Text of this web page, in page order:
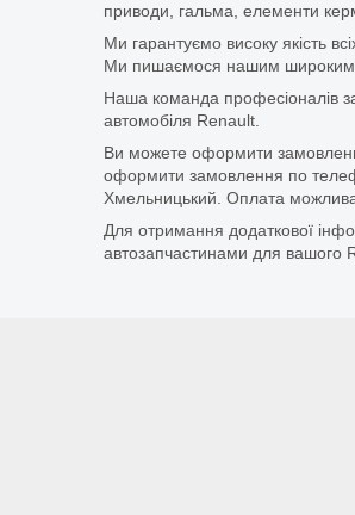
приводи, гальма, елементи
Ми гарантуємо високу якість
Ми пишаємося нашим широким
Наша команда професіоналів
автомобіля Renault.
Ви можете оформити
оформити замовлення по
Хмельницький. Оплата можлива
Для отримання додаткової
автозапчастинами для вашого